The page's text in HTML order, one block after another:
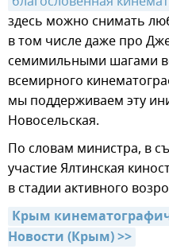
здесь можно снимать
в том числе даже про
семимильными шагами
всемирного
мы поддерживаем эту
Новосельская.
По словам министра, в
участие Ялтинская
в стадии активного
Крым
Новости (Крым) >>